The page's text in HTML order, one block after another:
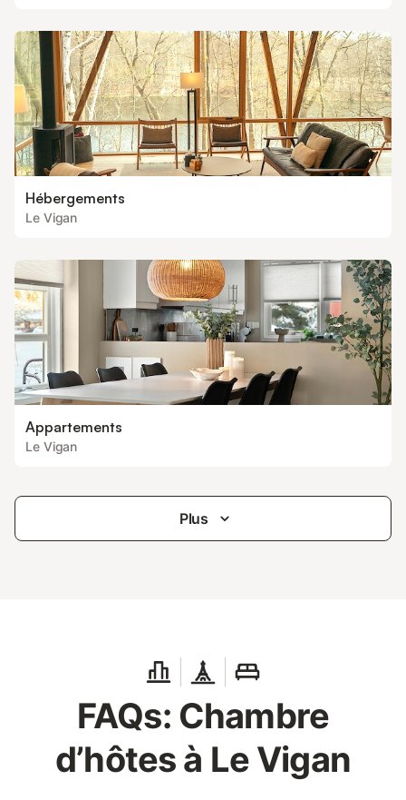
Hébergements
Le Vigan
Appartements
Le Vigan
Plus
FAQs: Chambre
d’hôtes à Le Vigan